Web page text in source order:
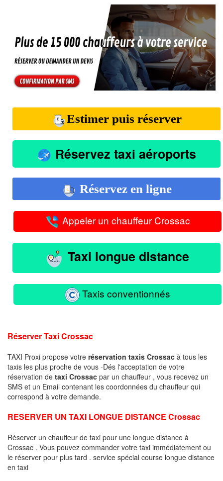
Estimer puis réserver
Réservez taxi aéroports
Réservez en ligne
Appeler un chauffeur Crossac
Taxi longue distance
Taxis conventionnés
Réserver Taxi Crossac
TAXI Proxi propose votre réservation taxis Crossac à tous les
taxis les plus proche de vous -Dés l'acceptation de votre
réservation de taxi Crossac par un chauffeur , vous recevez un
SMS et un Email contenant les coordonnées du chauffeur qui
correspond à votre demande.
RESERVER UN TAXI LONGUE DISTANCE Crossac
Réserver un chauffeur de taxi pour une longue distance à
Crossac . Vous pouvez commander votre taxi immédiatement ou
le réserver pour plus tard . service spécial course longue distance
en taxi